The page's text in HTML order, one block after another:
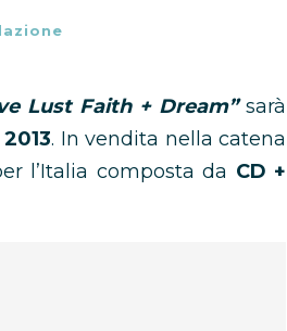
Lust Faith + Dream”sarà
. In vendita nella catena
l’Italia composta da CD +